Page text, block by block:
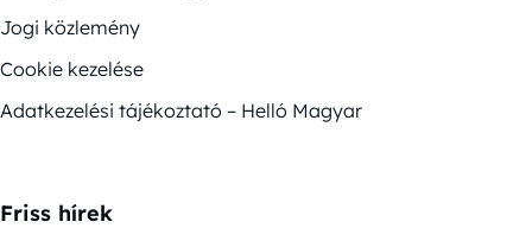
Jogi közlemény
Cookie kezelése
Adatkezelési tájékoztató – Helló Magyar
Friss hírek